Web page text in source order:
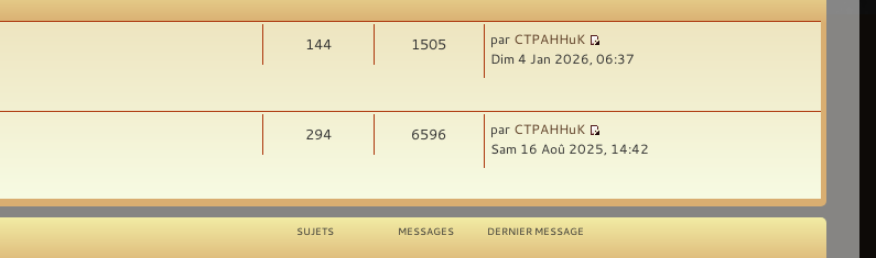
144 1505 par CTPAHHuK
Dim 4 Jan 2026, 06:37
294 6596 par CTPAHHuK
Sam 16 Aoû 2025, 14:42
SUJETS MESSAGES DERNIER MESSAGE